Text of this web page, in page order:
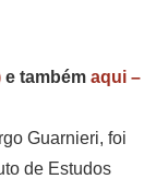
e tambémaqui –
Guarnieri, foi
de Estudos